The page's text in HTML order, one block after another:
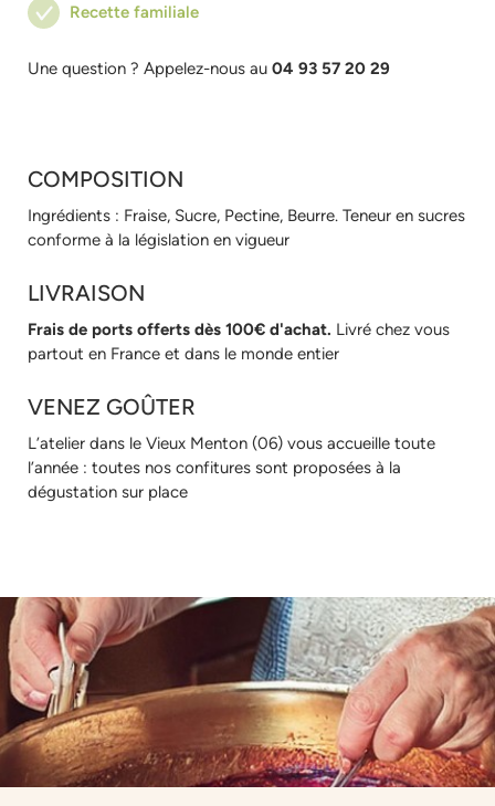
Recette familiale
Une question ? Appelez-nous au 04 93 57 20 29
COMPOSITION
Ingrédients : Fraise, Sucre, Pectine, Beurre. Teneur en sucres
conforme à la législation en vigueur
LIVRAISON
Frais de ports offerts dès 100€ d'achat. Livré chez vous
partout en France et dans le monde entier
VENEZ GOÛTER
L’atelier dans le Vieux Menton (06) vous accueille toute
l’année : toutes nos confitures sont proposées à la
dégustation sur place